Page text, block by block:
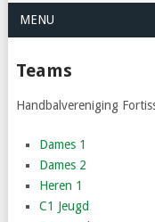
MENU
Teams
Handbalvereniging
Dames 1
Dames 2
Heren 1
C1 Jeugd